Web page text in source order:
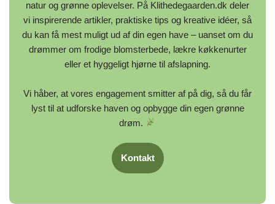
natur og grønne oplevelser. På Klithedegaarden.dk deler
vi inspirerende artikler, praktiske tips og kreative idéer, så
du kan få mest muligt ud af din egen have – uanset om du
drømmer om frodige blomsterbede, lækre køkkenurter
eller et hyggeligt hjørne til afslapning.
Vi håber, at vores engagement smitter af på dig, så du får
lyst til at udforske haven og opbygge din egen grønne
drøm.
Kontakt